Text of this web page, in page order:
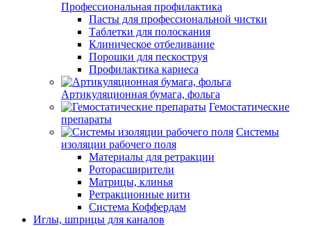
Профессиональная профилактика
Пасты для профессиональной чистки
Таблетки для полоскания
Клиническое отбеливание
Порошки для пескоструя
Профилактика кариеса
Артикуляционная бумага, фольга
Гемостатические
препараты
Системы
изоляции рабочего поля
Материалы для ретракции
Роторасширители
Матрицы, клинья
Ретракционные нити
Система Коффердам
Иглы, шприцы для каналов